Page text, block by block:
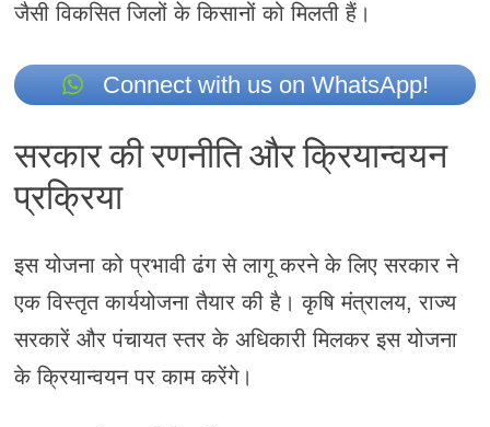
जैसी विकसित जिलों के किसानों को मिलती हैं।
Connect with us on WhatsApp!
सरकार की रणनीति और क्रियान्वयन
प्रक्रिया
इस योजना को प्रभावी ढंग से लागू करने के लिए सरकार ने
एक विस्तृत कार्ययोजना तैयार की है। कृषि मंत्रालय, राज्य
सरकारें और पंचायत स्तर के अधिकारी मिलकर इस योजना
के क्रियान्वयन पर काम करेंगे।